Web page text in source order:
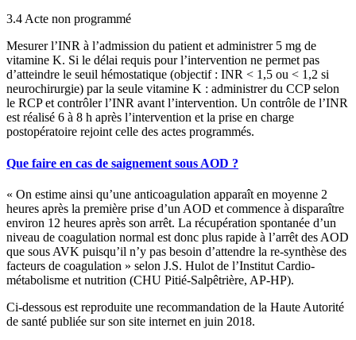
3.4 Acte non programmé
Mesurer l’INR à l’admission du patient et administrer 5 mg de
vitamine K. Si le délai requis pour l’intervention ne permet pas
d’atteindre le seuil hémostatique (objectif : INR < 1,5 ou < 1,2 si
neurochirurgie) par la seule vitamine K : administrer du CCP selon
le RCP et contrôler l’INR avant l’intervention. Un contrôle de l’INR
est réalisé 6 à 8 h après l’intervention et la prise en charge
postopératoire rejoint celle des actes programmés.
Que faire en cas de saignement sous AOD ?
« On estime ainsi qu’une anticoagulation apparaît en moyenne 2
heures après la première prise d’un AOD et commence à disparaître
environ 12 heures après son arrêt. La récupération spontanée d’un
niveau de coagulation normal est donc plus rapide à l’arrêt des AOD
que sous AVK puisqu’il n’y pas besoin d’attendre la re-synthèse des
facteurs de coagulation » selon J.S. Hulot de l’Institut Cardio-
métabolisme et nutrition (CHU Pitié-Salpêtrière, AP-HP).
Ci-dessous est reproduite une recommandation de la Haute Autorité
de santé publiée sur son site internet en juin 2018.